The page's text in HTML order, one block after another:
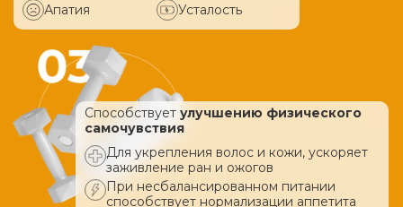
Апатия
Усталость
Способствует улучшению физического
самочувствия
Для укрепления волос и кожи, ускоряет
заживление ран и ожогов
При несбалансированном питании
способствует нормализации аппетита